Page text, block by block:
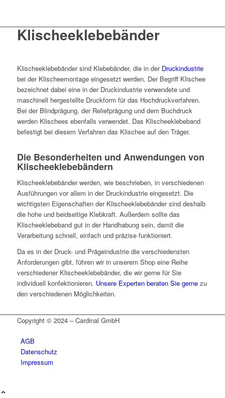
Klischeeklebebänder
Klischeeklebebänder sind Klebebänder, die in der Druckindustrie
bei der Klischeemontage eingesetzt werden. Der Begriff Klischee
bezeichnet dabei eine in der Druckindustrie verwendete und
maschinell hergestellte Druckform für das Hochdruckverfahren.
Bei der Blindprägung, der Reliefprägung und dem Buchdruck
werden Klischees ebenfalls verwendet. Das Klischeeklebeband
befestigt bei diesem Verfahren das Klischee auf den Träger.
Die Besonderheiten und Anwendungen von
Klischeeklebebändern
Klischeeklebebänder werden, wie beschrieben, in verschiedenen
Ausführungen vor allem in der Druckindustrie eingesetzt. Die
wichtigsten Eigenschaften der Klischeeklebebänder sind deshalb
die hohe und beidseitige Klebkraft. Außerdem sollte das
Klischeeklebeband gut in der Handhabung sein, damit die
Verarbeitung schnell, einfach und präzise funktioniert.
Da es in der Druck- und Prägeindustrie die verschiedensten
Anforderungen gibt, führen wir in unserem Shop eine Reihe
verschiedener Klischeeklebebänder, die wir gerne für Sie
individuell konfektionieren. Unsere Experten beraten Sie gernezu
den verschiedenen Möglichkeiten.
Copyright © 2024 – Cardinal GmbH
AGB
Datenschutz
Impressum